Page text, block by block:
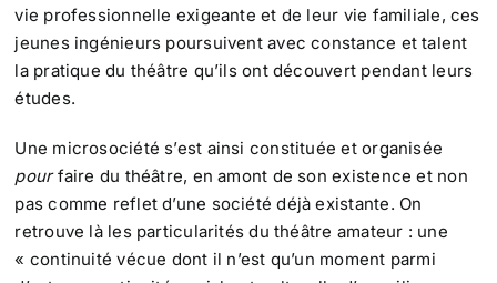
vie professionnelle exigeante et de leur vie familiale, ces
jeunes ingénieurs poursuivent avec constance et talent
la pratique du théâtre qu’ils ont découvert pendant leurs
études.
Une microsociété s’est ainsi constituée et organisée
pourfaire du théâtre, en amont de son existence et non
pas comme reflet d’une société déjà existante. On
retrouve là les particularités du théâtre amateur : une
« continuité vécue dont il n’est qu’un moment parmi